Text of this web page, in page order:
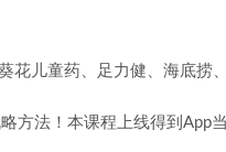
花儿童药、足力健、海底捞
方法！本课程上线得到App